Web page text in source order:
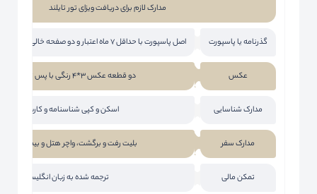
مدارک لازم برای دریافت ویزای تور تایلند
گذرنامه یا پاسپورت اصل پاسپورت با حداقل 7 ماه اعتبار و دو صفحه خالی (برای مهرهای ورود و خروج)
عکس دو قطعه عکس 3*4 رنگی با پس زمینه سفید
مدارک شناسایی اسکن و کپی شناسنامه و کارت ملی
مدارک سفر بلیت رفت و برگشت، واچر هتل و بیمه
تمکن مالی ترجمه شده به زبان انگلیسی